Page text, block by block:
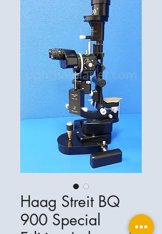
Haag Streit BQ
900 Special